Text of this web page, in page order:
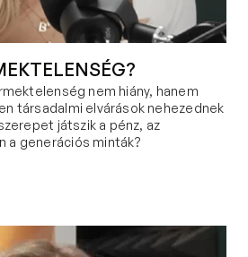
nem hiány, hanem
társadalmi elvárások nehezednek
játszik a pénz, az
a generációs minták?